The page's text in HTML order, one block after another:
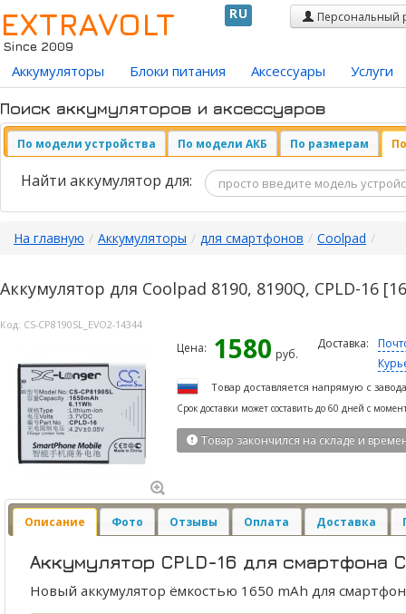
EXTRAVOLT
Since 2009
RU Персональный
Аккумуляторы Блоки питания Аксессуары Услуги
Поиск аккумуляторов и аксессуаров
По модели устройства По модели АКБ По размерам
Найти аккумулятор для:
На главную / Аккумуляторы / для смартфонов / Coolpad /
Аккумулятор для Coolpad 8190, 8190Q, CPLD-16
Код: CS-CP8190SL_EVO2-14344
Цена: 1580 руб.
Доставка:
Товар доставляется напрямую с
Срок доставки может составить до 60 дней с
Товар закончился на складе и
Описание Фото Отзывы Оплата Доставка
Аккумулятор CPLD-16 для смартфона
Новый аккумулятор ёмкостью 1650 mAh для